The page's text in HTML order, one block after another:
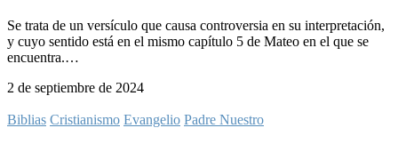
Se trata de un versículo que causa controversia en su interpretación,
y cuyo sentido está en el mismo capítulo 5 de Mateo en el que se
encuentra.…
2 de septiembre de 2024
Biblias Cristianismo Evangelio Padre Nuestro